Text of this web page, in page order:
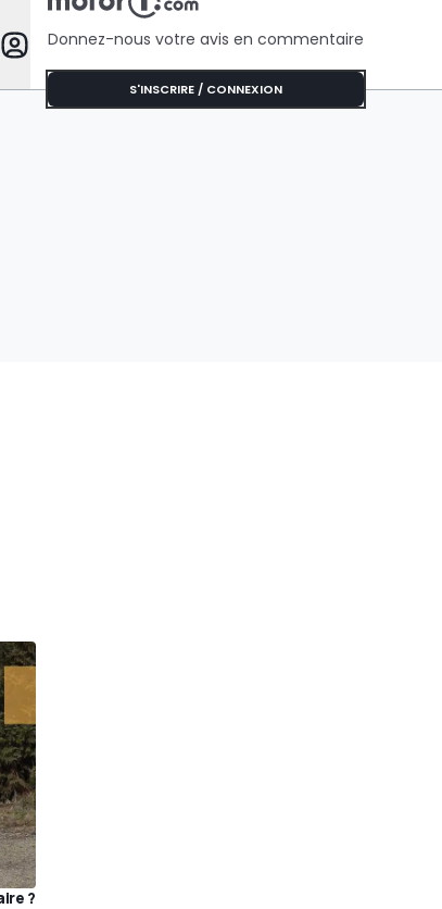
Donnez-nous votre avis en commentaire
S'INSCRIRE / CONNEXION
?